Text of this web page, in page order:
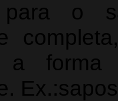
para o
forma